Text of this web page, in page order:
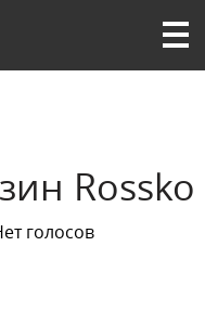
Rossko
голосов